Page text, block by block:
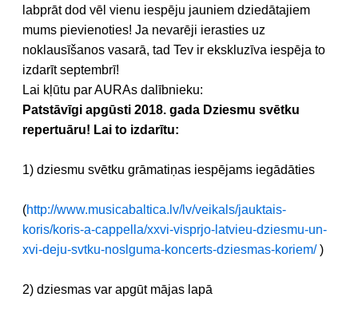
labprāt dod vēl vienu iespēju jauniem dziedātajiem
mums pievienoties! Ja nevarēji ierasties uz
noklausīšanos vasarā, tad Tev ir ekskluzīva iespēja to
izdarīt septembrī!
Lai kļūtu par AURAs dalībnieku:
Patstāvīgi apgūsti 2018. gada Dziesmu svētku
repertuāru! Lai to izdarītu:
1) dziesmu svētku grāmatiņas iespējams iegādāties
(http://www.musicabaltica.lv/lv/veikals/jauktais-
koris/koris-a-cappella/xxvi-visprjo-latvieu-dziesmu-un-
xvi-deju-svtku-noslguma-koncerts-dziesmas-koriem/ )
2) dziesmas var apgūt mājas lapā